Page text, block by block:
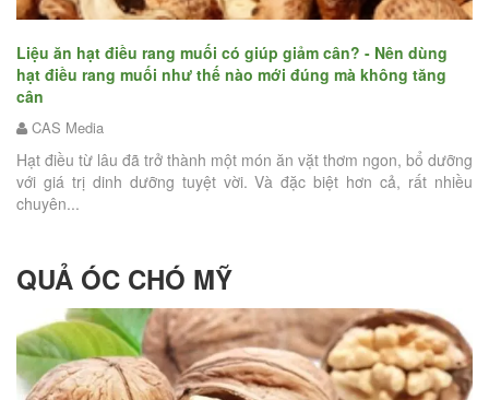
Liệu ăn hạt điều rang muối có giúp giảm cân? - Nên dùng
hạt điều rang muối như thế nào mới đúng mà không tăng
cân
CAS Media
Hạt điều từ lâu đã trở thành một món ăn vặt thơm ngon, bổ dưỡng
với giá trị dinh dưỡng tuyệt vời. Và đặc biệt hơn cả, rất nhiều
chuyên...
QUẢ ÓC CHÓ MỸ